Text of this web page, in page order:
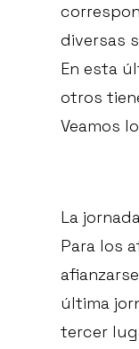
diversas
En esta
otros
Veamos
La
Para los
última
tercer